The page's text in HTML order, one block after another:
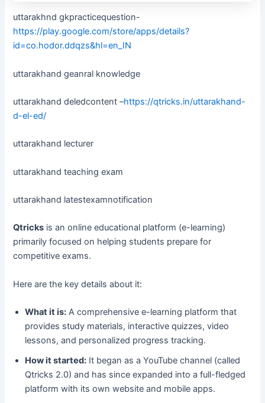
uttarakhnd gkpracticequestion-
https://play.google.com/store/apps/details?
id=co.hodor.ddqzs&hl=en_IN
uttarakhand geanral knowledge
uttarakhand deledcontent –https://qtricks.in/uttarakhand-
d-el-ed/
uttarakhand lecturer
uttarakhand teaching exam
uttarakhand latestexamnotification
Qtricks is an online educational platform (e-learning)
primarily focused on helping students prepare for
competitive exams.
Here are the key details about it:
What it is: A comprehensive e-learning platform that
provides study materials, interactive quizzes, video
lessons, and personalized progress tracking.
How it started: It began as a YouTube channel (called
Qtricks 2.0) and has since expanded into a full-fledged
platform with its own website and mobile apps.